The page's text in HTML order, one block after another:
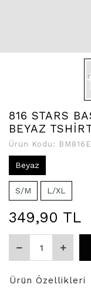
816 STARS
BEYAZ
Ürün Kodu:
Beyaz
S/M L/XL
349,90 TL
Ürün Özellikleri